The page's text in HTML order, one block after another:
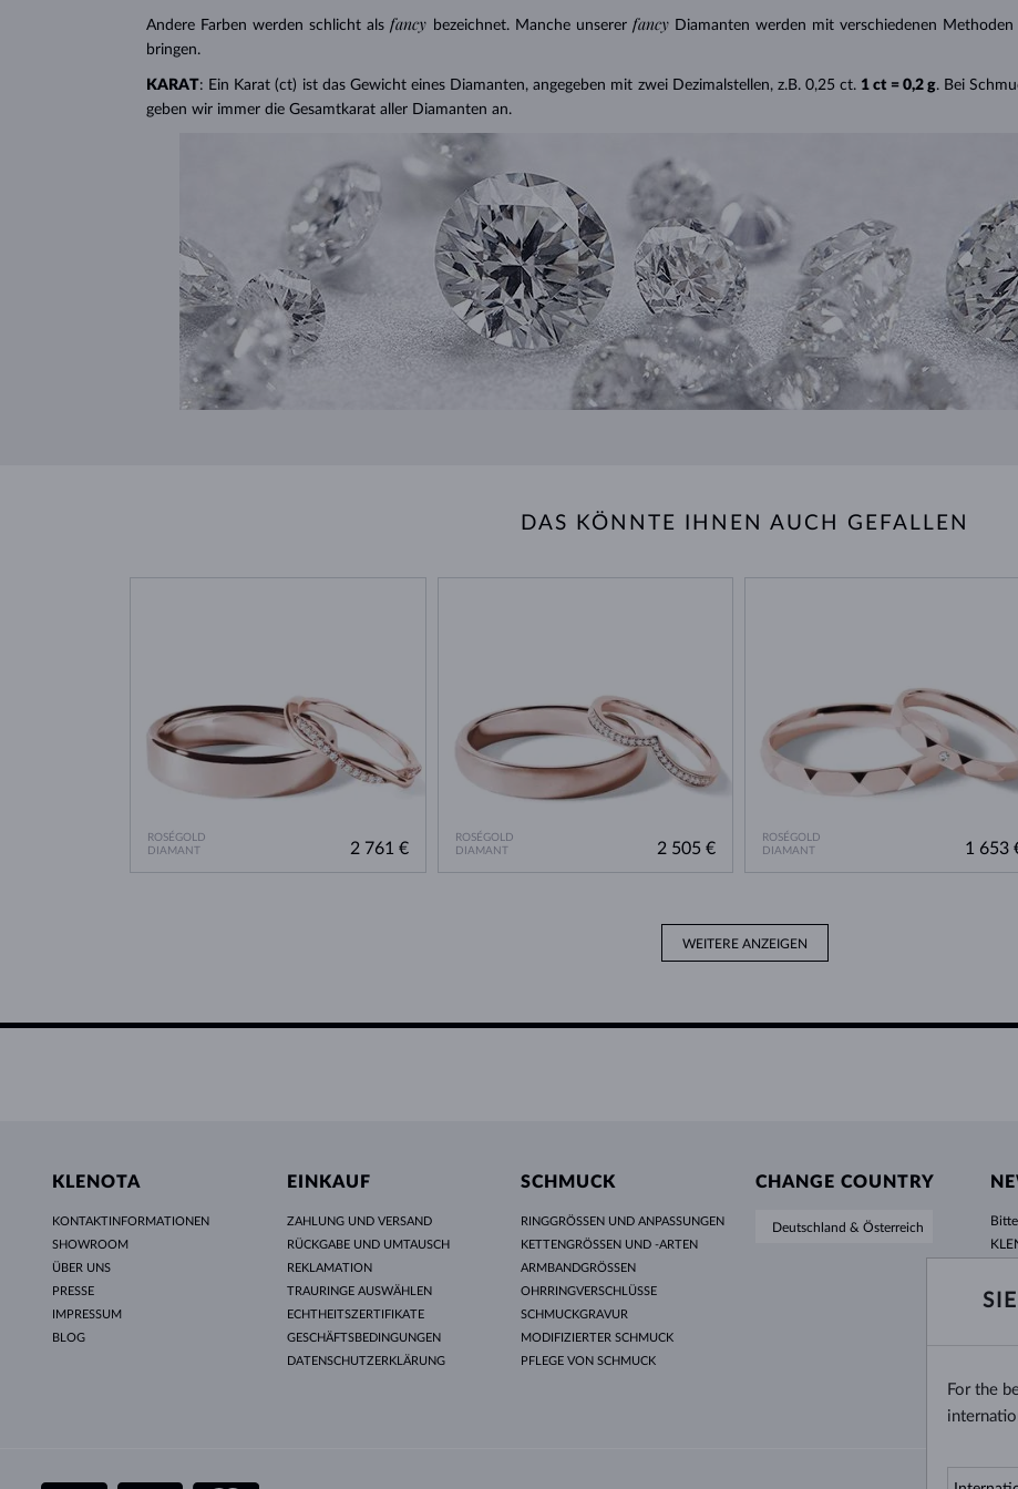
Andere Farben werden schlicht als fancy bezeichnet. Manche unserer fancy Diamanten werden mit verschiedenen
bringen.
KARAT: Ein Karat (ct) ist das Gewicht eines Diamanten, angegeben mit zwei Dezimalstellen, z.B. 0,25 ct. 1 ct = 0,2 g. Bei
geben wir immer die Gesamtkarat aller Diamanten an.
DAS KÖNNTE IHNEN AUCH GEFALLEN
ROSÉGOLD
DIAMANT
2 761 €
ROSÉGOLD
DIAMANT
2 505 €
ROSÉGOLD
DIAMANT
1 653
WEITERE ANZEIGEN
KLENOTA
KONTAKTINFORMATIONEN
SHOWROOM
ÜBER UNS
PRESSE
IMPRESSUM
BLOG
EINKAUF
ZAHLUNG UND VERSAND
RÜCKGABE UND UMTAUSCH
REKLAMATION
TRAURINGE AUSWÄHLEN
ECHTHEITSZERTIFIKATE
GESCHÄFTSBEDINGUNGEN
DATENSCHUTZERKLÄRUNG
SCHMUCK
RINGGRÖSSEN UND ANPASSUNGEN
KETTENGRÖSSEN UND -ARTEN
ARMBANDGRÖSSEN
OHRRINGVERSCHLÜSSE
SCHMUCKGRAVUR
MODIFIZIERTER SCHMUCK
PFLEGE VON SCHMUCK
CHANGE COUNTRY
Deutschland & Österreich
kein
Ja,
For the